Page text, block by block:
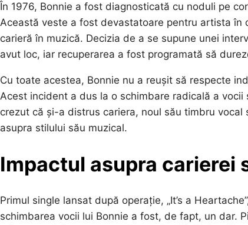
În 1976, Bonnie a fost diagnosticată cu noduli pe
Această veste a fost devastatoare pentru artista în
carieră în muzică. Decizia de a se supune unei
avut loc, iar recuperarea a fost programată să
Cu toate acestea, Bonnie nu a reușit să respecte
Acest incident a dus la o schimbare radicală a
crezut că și-a distrus cariera, noul său timbru
asupra stilului său muzical.
Impactul asupra carierei
Primul single lansat după operație, „It’s a
schimbarea vocii lui Bonnie a fost, de fapt, un dar.